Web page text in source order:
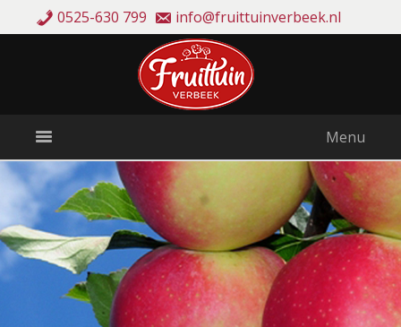
0525-630 799 info@fruittuinverbeek.nl
Menu